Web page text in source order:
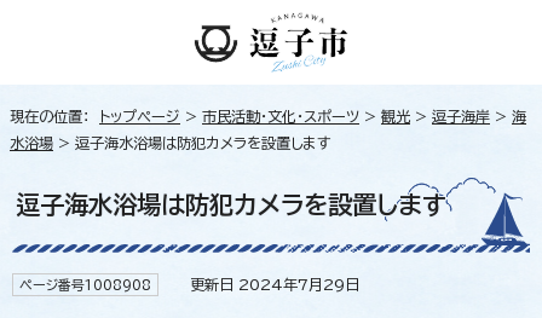
現在の位置： トップページ > 市民活動・文化・スポーツ > 観光 > 逗子海岸 > 海
水浴場 > 逗子海水浴場は防犯カメラを設置します
逗子海水浴場は防犯カメラを設置します
ページ番号1008908 更新日 2024年7月29日